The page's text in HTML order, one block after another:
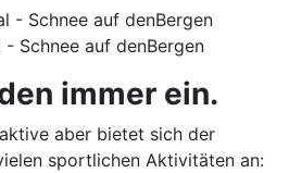
- Schnee auf denBergen
immer ein.
aber bietet sich der
sportlichen Aktivitäten an: